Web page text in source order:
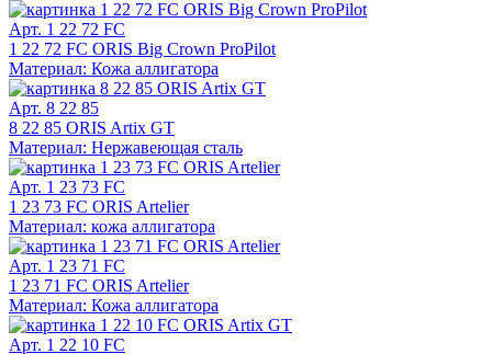
Арт. 1 22 72 FC
1 22 72 FC ORIS Big Crown ProPilot
Материал: Кожа аллигатора
Арт. 8 22 85
8 22 85 ORIS Artix GT
Материал: Нержавеющая сталь
Арт. 1 23 73 FC
1 23 73 FC ORIS Artelier
Материал: кожа аллигатора
Арт. 1 23 71 FC
1 23 71 FC ORIS Artelier
Материал: Кожа аллигатора
Арт. 1 22 10 FC